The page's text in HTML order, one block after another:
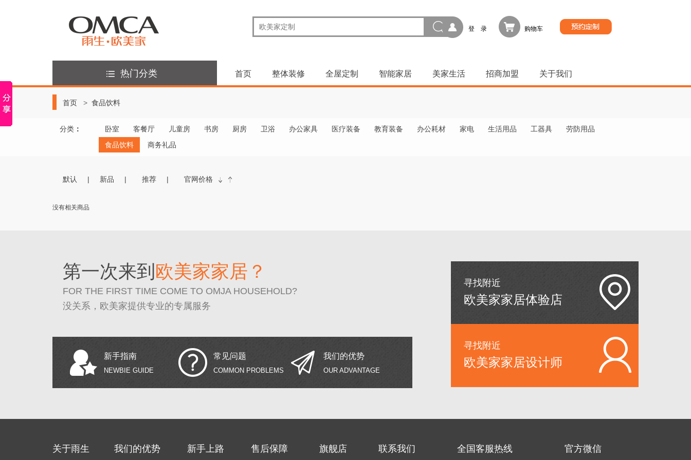
登 录 购物车
热门分类 首页 整体装修 全屋定制 智能家居 美家生活 招商加盟 关于我们
首页 食品饮料
分类 ： 卧室 客餐厅 儿童房 书房 厨房 卫浴 办公家具 医疗装备 教育装备 办公耗材 家电 生活用品 工器具
劳防用品
食品饮料
商务礼品
默认 新品 推荐 官网价格
没有相关商品
第一次来到 欧美家家居？
FOR THE FIRST TIME COME TO OMJA HOUSEHOLD?
没关系，欧美家提供专业的专属服务
新手指南
NEWBIE GUIDE
常见问题
COMMON PROBLEMS
我们的优势
OUR ADVANTAGE
寻找附近
欧美家家居体验店
寻找附近
欧美家家居设计师
关于雨生 我们的优势 新手上路 售后保障 旗舰店 联系我们 全国客服热线 官方微信